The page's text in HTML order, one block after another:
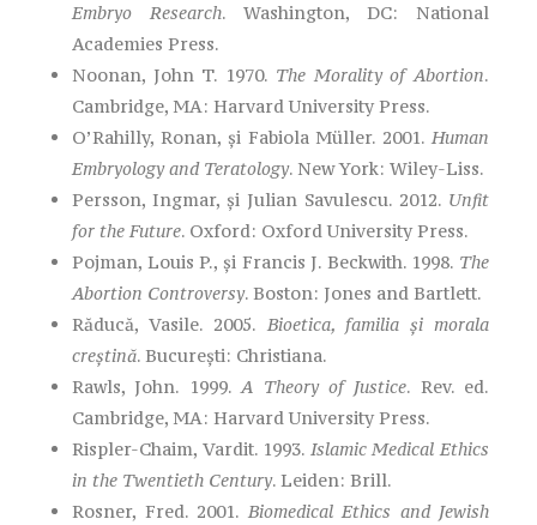
Embryo Research. Washington, DC: National
Academies Press.
Noonan, John T. 1970. The Morality of Abortion.
Cambridge, MA: Harvard University Press.
O’Rahilly, Ronan, și Fabiola Müller. 2001. Human
Embryology and Teratology. New York: Wiley-Liss.
Persson, Ingmar, și Julian Savulescu. 2012. Unfit
for the Future. Oxford: Oxford University Press.
Pojman, Louis P., și Francis J. Beckwith. 1998. The
Abortion Controversy. Boston: Jones and Bartlett.
Răducă, Vasile. 2005. Bioetica, familia și morala
creștină. București: Christiana.
Rawls, John. 1999.A Theory of Justice. Rev. ed.
Cambridge, MA: Harvard University Press.
Rispler-Chaim, Vardit. 1993. Islamic Medical Ethics
in the Twentieth Century. Leiden: Brill.
Rosner, Fred. 2001. Biomedical Ethics and Jewish